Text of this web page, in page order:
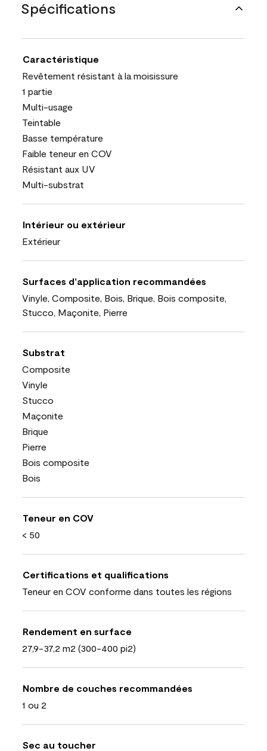
Spécifications
Caractéristique
Revêtement résistant à la moisissure
1 partie
Multi-usage
Teintable
Basse température
Faible teneur en COV
Résistant aux UV
Multi-substrat
Intérieur ou extérieur
Extérieur
Surfaces d’application recommandées
Vinyle, Composite, Bois, Brique, Bois composite,
Stucco, Maçonite, Pierre
Substrat
Composite
Vinyle
Stucco
Maçonite
Brique
Pierre
Bois composite
Bois
Teneur en COV
< 50
Certifications et qualifications
Teneur en COV conforme dans toutes les régions
Rendement en surface
27,9-37,2 m2 (300-400 pi2)
Nombre de couches recommandées
1 ou 2
Sec au toucher